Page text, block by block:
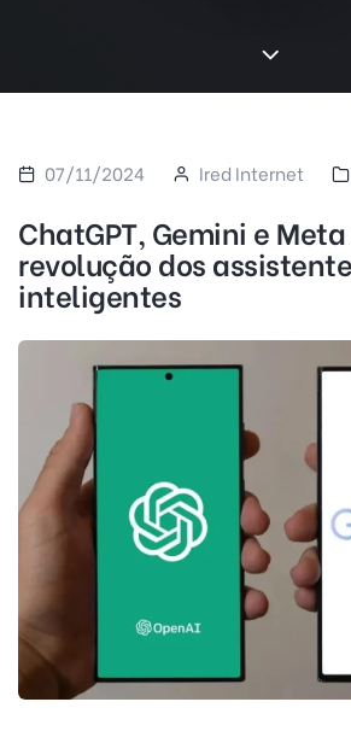
07/11/2024 Ired Internet
ChatGPT, Gemini e
revolução dos
inteligentes